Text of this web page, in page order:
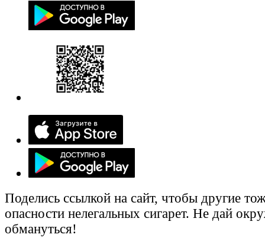
Поделись ссылкой на сайт, чтобы другие
опасности нелегальных сигарет. Не дай
обмануться!